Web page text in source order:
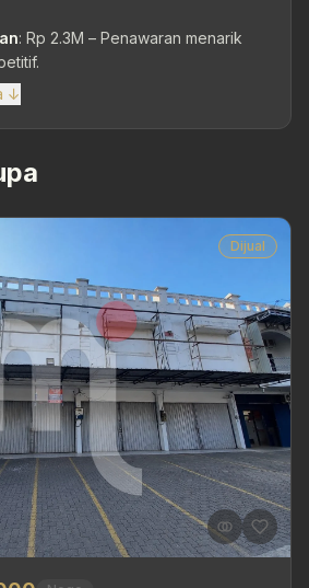
: Rp 2.3M – Penawaran menarik
↓
Dijual